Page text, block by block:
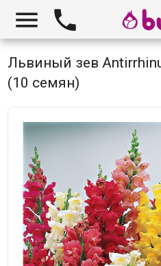
 
Львиный зев
(10 семян)